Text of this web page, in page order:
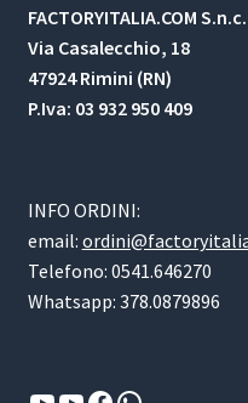
FACTORYITALIA.COM S.n.c.
Via Casalecchio, 18
47924 Rimini (RN)
P.Iva: 03 932 950 409
INFO ORDINI:
email:
Telefono: 0541.646270
Whatsapp: 378.0879896